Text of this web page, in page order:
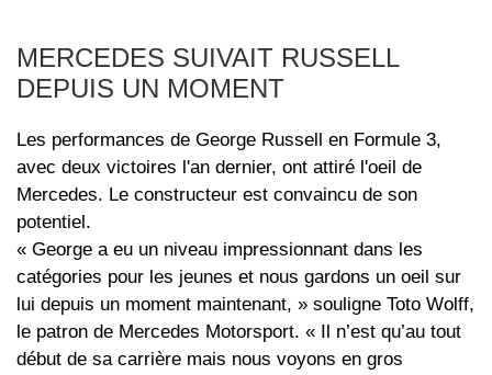
MERCEDES SUIVAIT RUSSELL
DEPUIS UN MOMENT
Les performances de George Russell en Formule 3,
avec deux victoires l'an dernier, ont attiré l'oeil de
Mercedes. Le constructeur est convaincu de son
potentiel.
« George a eu un niveau impressionnant dans les
catégories pour les jeunes et nous gardons un oeil sur
lui depuis un moment maintenant, » souligne Toto Wolff,
le patron de Mercedes Motorsport. « Il n’est qu’au tout
début de sa carrière mais nous voyons en gros